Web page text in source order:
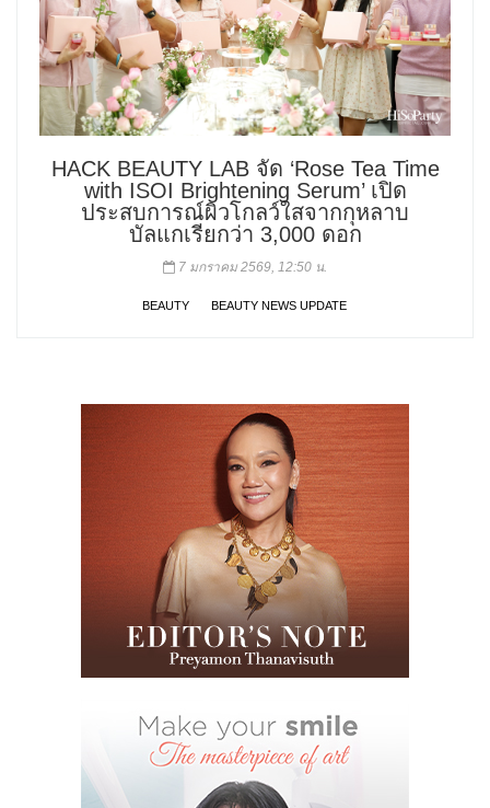
HACK BEAUTY LAB จัด ‘Rose Tea Time
with ISOI Brightening Serum’ เปิด
ประสบการณ์ผิวโกลว์ใสจากกุหลาบ
บัลแกเรียกว่า 3,000 ดอก
7 มกราคม 2569, 12:50 น.
BEAUTY BEAUTY NEWS UPDATE